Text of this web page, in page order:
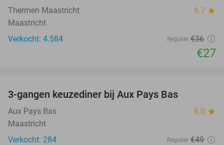
Thermen Maastricht 9.7 star
Maastricht
Verkocht: 4.584
Regulier €36
€27
3-gangen keuzediner bij Aux Pays Bas
Aux Pays Bas 9.0 star
Maastricht
Verkocht: 284
Regulier €49